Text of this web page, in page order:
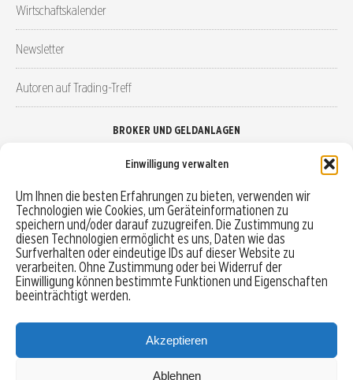
Einwilligung verwalten
Um Ihnen die besten Erfahrungen zu bieten, verwenden wir
Technologien wie Cookies, um Geräteinformationen zu
speichern und/oder darauf zuzugreifen. Die Zustimmung zu
diesen Technologien ermöglicht es uns, Daten wie das
Surfverhalten oder eindeutige IDs auf dieser Website zu
verarbeiten. Ohne Zustimmung oder bei Widerruf der
Einwilligung können bestimmte Funktionen und Eigenschaften
beeinträchtigt werden.
Akzeptieren
Ablehnen
Wirtschaftskalender
Newsletter
Autoren auf Trading-Treff
BROKER UND GELDANLAGEN
Robo-Advisor vergleichen
Depotvergleich
Festgeld vergleichen
Tagesgeld vergleichen